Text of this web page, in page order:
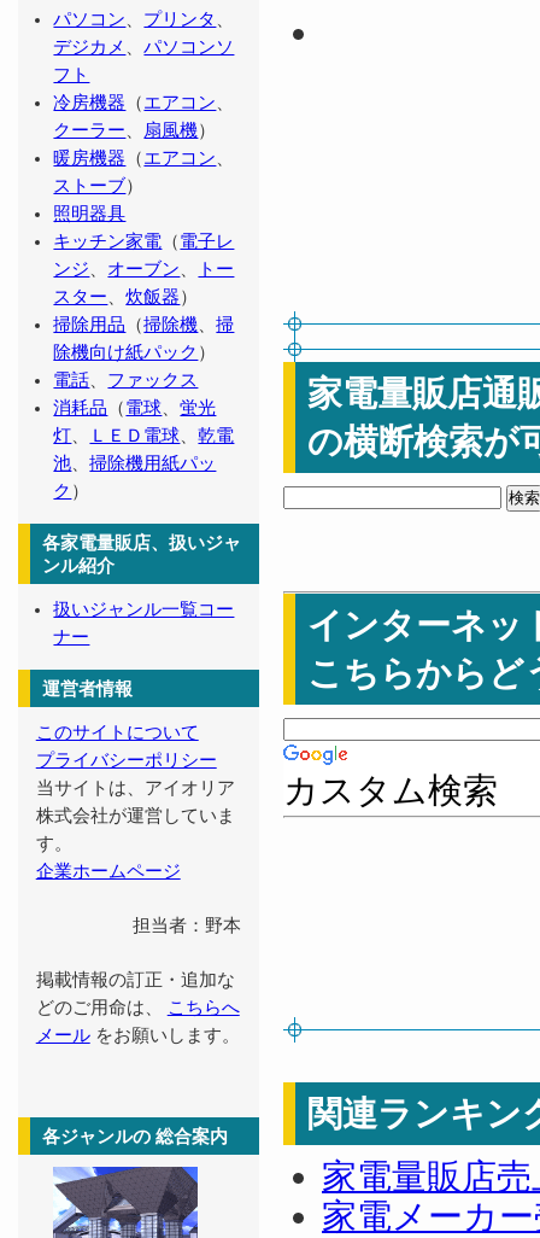
家電量販店通
の横断検索が
インターネッ
こちらからど
カスタム検索
関連ランキン
家電量販店
家電メーカ
パソコン、 プリンタ 、
デジカメ 、パソコンソ
フト
冷房機器 （エアコン、
クーラー、 扇風機）
暖房機器 （エアコン、
ストーブ）
照明器具
キッチン家電 （電子レ
ンジ、 オーブン、
トー
スター、炊飯器）
掃除用品 （掃除機、掃
除機向け紙パック ）
電話、 ファックス
消耗品 （電球、蛍光
灯、 ＬＥＤ電球、乾電
池、掃除機用紙パッ
ク ）
各家電量販店、扱いジャ
ンル紹介
扱いジャンル一覧コー
ナー
運営者情報
このサイトについて
プライバシーポリシー
当サイトは、アイオリア
株式会社が運営していま
す。
企業ホームページ
担当者：野本
掲載情報の訂正・追加な
どのご用命は、
こちらへ
メールをお願いします。
各ジャンルの 総合案内